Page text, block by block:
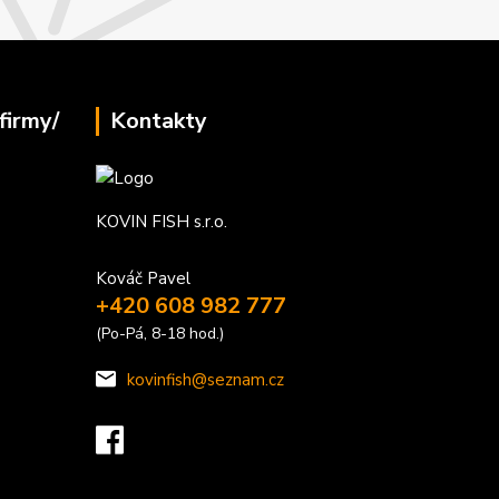
Kontakty
KOVIN FISH s.r.o.
Kováč Pavel
+420 608 982 777
(Po-Pá, 8-18 hod.)
kovinfish@seznam.cz